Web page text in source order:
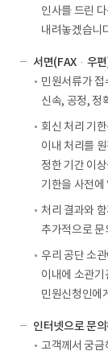
인사를 드린
내려놓겠습니
서면(FAX·우편
민원서류가 접
신속, 공정, 정
회신 처리 기
이내 처리를
정한 기간 이
기한을 사전에
처리 결과와
추가적으로 문
우리 공단 소
이내에 소관
민원신청인에
인터넷으로 문
고객께서 궁금